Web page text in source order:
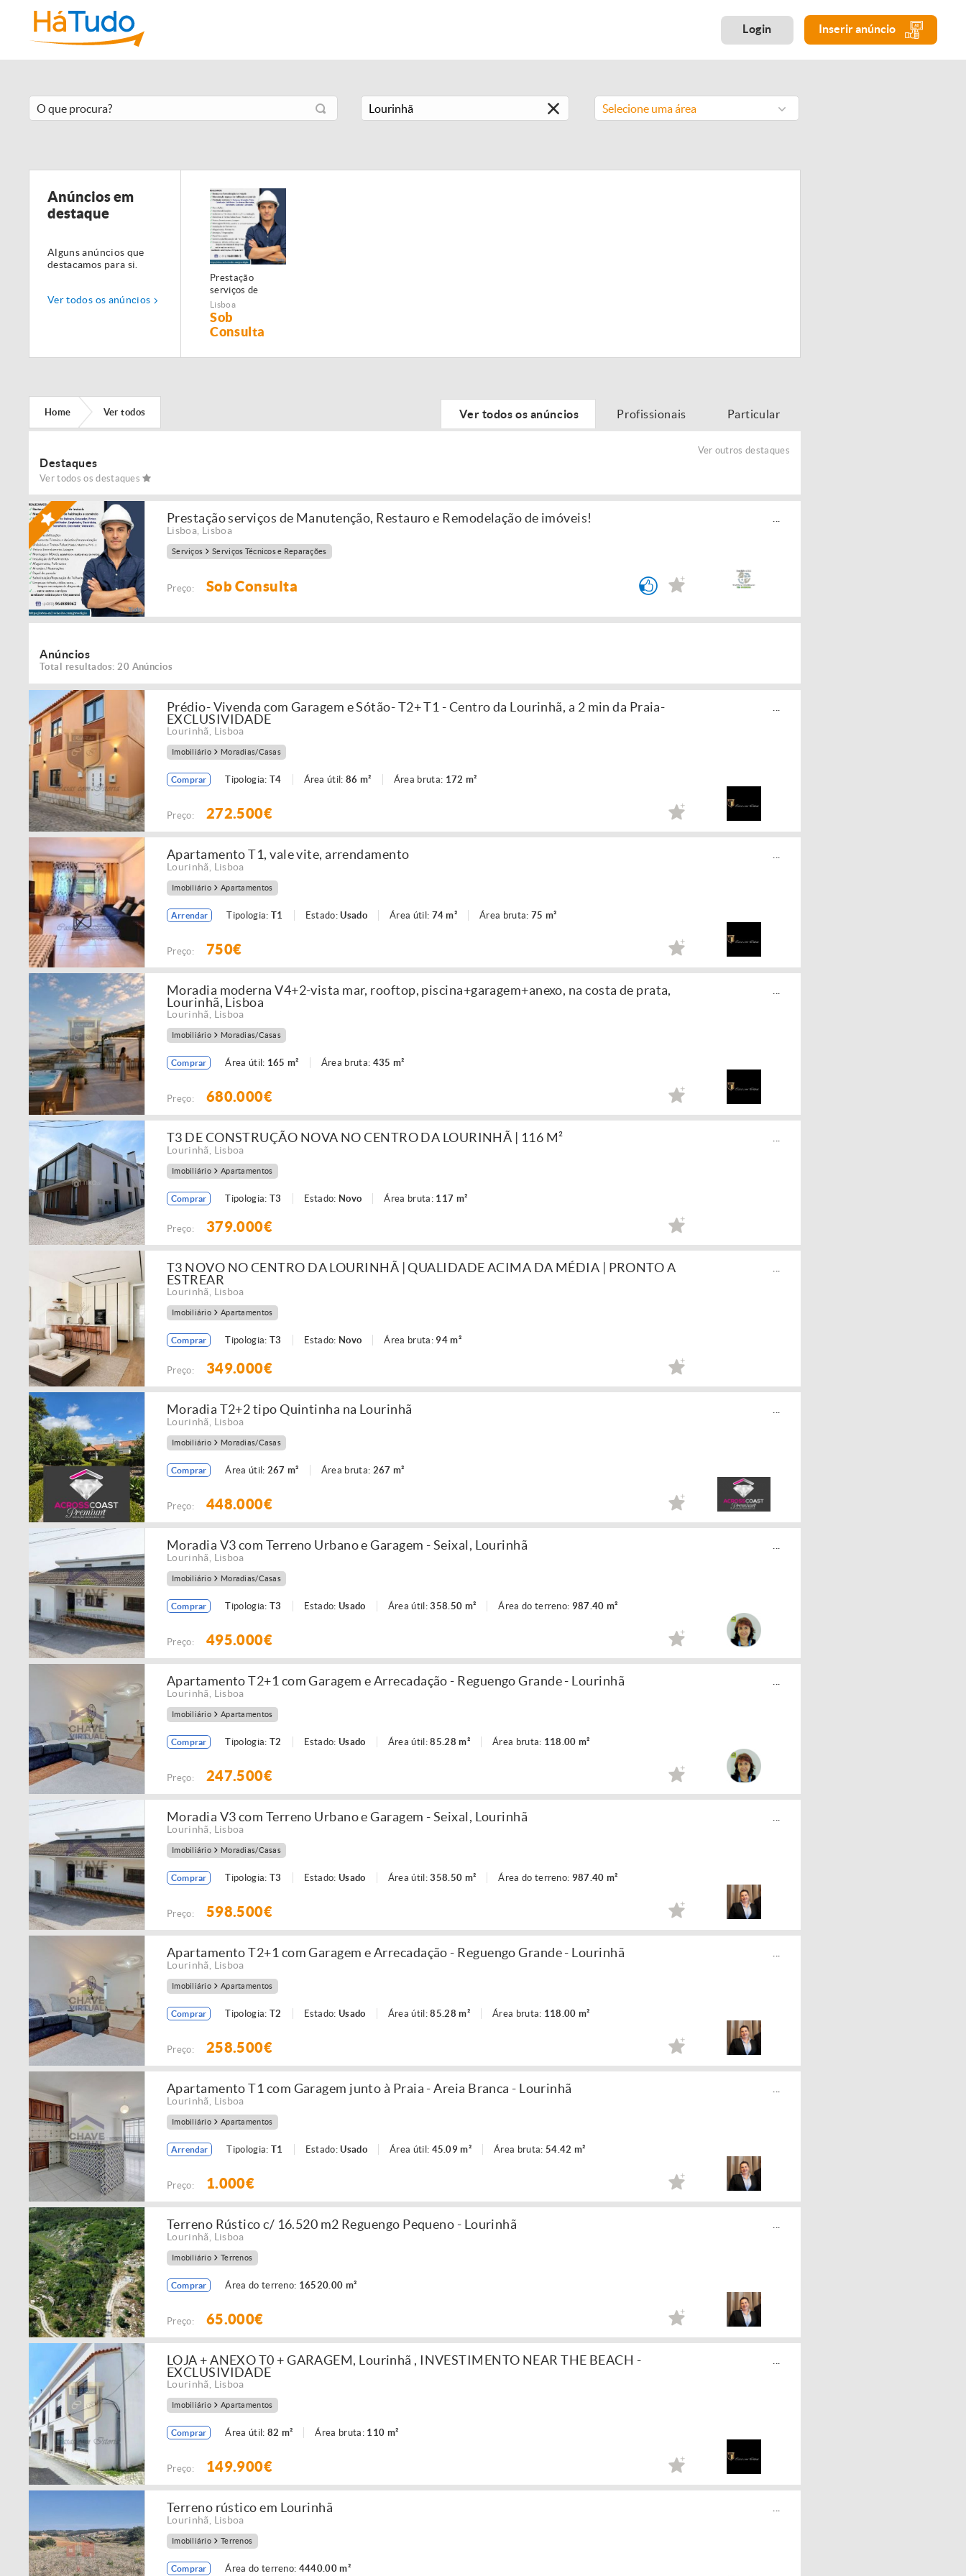
Login Inserir anúncio
Selecione uma área
Anúncios em
destaque
Alguns anúncios que
destacamos para si.
Ver todos os anúncios
Prestação
serviços de
Manutenção,
Restauro e
Remodelação de
imóveis!
Lisboa
Sob
Consulta
Home Ver todos Ver todos os anúncios Profissionais Particular
Ver outros destaques
Destaques
Ver todos os destaques
Prestação serviços de Manutenção, Restauro e Remodelação de imóveis!
Lisboa Lisboa
Serviços Serviços Técnicos e Reparações
Preço: Sob Consulta
Anúncios
Total resultados: 20 Anúncios
Prédio- Vivenda com Garagem e Sótão- T2+ T1 - Centro da Lourinhã, a 2 min da Praia-
EXCLUSIVIDADE
Lourinhã Lisboa
Imobiliário Moradias/Casas
Comprar Tipologia: T4 Área útil:86 m² Área bruta: 172 m²
Preço: 272.500€
Apartamento T1, vale vite, arrendamento
Lourinhã Lisboa
Imobiliário Apartamentos
Arrendar Tipologia:T1 Estado:Usado Área útil: 74 m² Área bruta:75 m²
Preço: 750€
Moradia moderna V4+2-vista mar, rooftop, piscina+garagem+anexo, na costa de prata,
Lourinhã, Lisboa
Lourinhã Lisboa
Imobiliário Moradias/Casas
Comprar Área útil: 165 m² Área bruta: 435 m²
Preço: 680.000€
T3 DE CONSTRUÇÃO NOVA NO CENTRO DA LOURINHÃ | 116 M²
Lourinhã Lisboa
Imobiliário Apartamentos
Comprar Tipologia: T3 Estado: Novo Área bruta: 117 m²
Preço: 379.000€
T3 NOVO NO CENTRO DA LOURINHÃ | QUALIDADE ACIMA DA MÉDIA | PRONTO A
ESTREAR
Lourinhã Lisboa
Imobiliário Apartamentos
Comprar Tipologia: T3 Estado: Novo Área bruta: 94 m²
Preço: 349.000€
Moradia T2+2 tipo Quintinha na Lourinhã
Lourinhã Lisboa
Imobiliário Moradias/Casas
Comprar Área útil: 267 m² Área bruta: 267 m²
Preço: 448.000€
Moradia V3 com Terreno Urbano e Garagem - Seixal, Lourinhã
Lourinhã Lisboa
Imobiliário Moradias/Casas
Comprar Tipologia: T3 Estado:Usado Área útil:358.50 m² Área do terreno: 987.40 m²
Preço: 495.000€
Apartamento T2+1 com Garagem e Arrecadação - Reguengo Grande - Lourinhã
Lourinhã Lisboa
Imobiliário Apartamentos
Comprar Tipologia: T2 Estado:Usado Área útil:85.28 m² Área bruta: 118.00 m²
Preço: 247.500€
Moradia V3 com Terreno Urbano e Garagem - Seixal, Lourinhã
Lourinhã Lisboa
Imobiliário Moradias/Casas
Comprar Tipologia: T3 Estado:Usado Área útil:358.50 m² Área do terreno: 987.40 m²
Preço: 598.500€
Apartamento T2+1 com Garagem e Arrecadação - Reguengo Grande - Lourinhã
Lourinhã Lisboa
Imobiliário Apartamentos
Comprar Tipologia: T2 Estado:Usado Área útil:85.28 m² Área bruta: 118.00 m²
Preço: 258.500€
Apartamento T1 com Garagem junto à Praia - Areia Branca - Lourinhã
Lourinhã Lisboa
Imobiliário Apartamentos
Arrendar Tipologia:T1 Estado:Usado Área útil: 45.09 m² Área bruta:54.42 m²
Preço: 1.000€
Terreno Rústico c/ 16.520 m2 Reguengo Pequeno - Lourinhã
Lourinhã Lisboa
Imobiliário Terrenos
Comprar Área do terreno: 16520.00 m²
Preço: 65.000€
LOJA + ANEXO T0 + GARAGEM, Lourinhã , INVESTIMENTO NEAR THE BEACH -
EXCLUSIVIDADE
Lourinhã Lisboa
Imobiliário Apartamentos
Comprar Área útil: 82 m² Área bruta: 110 m²
Preço: 149.900€
Terreno rústico em Lourinhã
Lourinhã Lisboa
Imobiliário Terrenos
Comprar Área do terreno: 4440.00 m²